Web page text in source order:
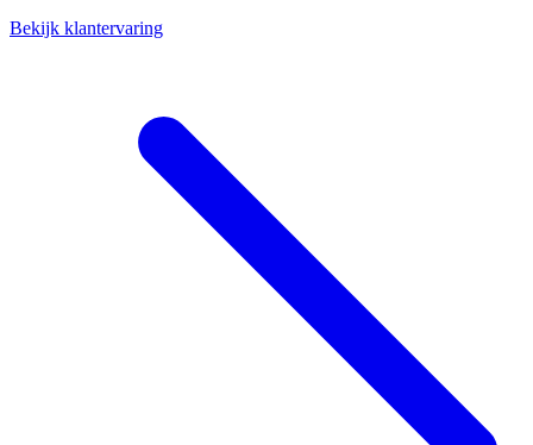
Bekijk klantervaring